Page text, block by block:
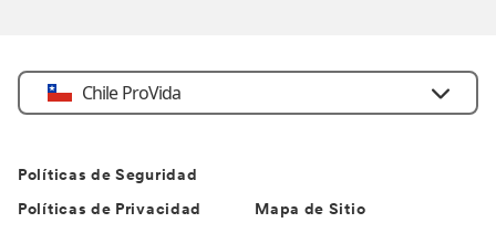
Chile ProVida
Políticas de Seguridad
Políticas de Privacidad Mapa de Sitio